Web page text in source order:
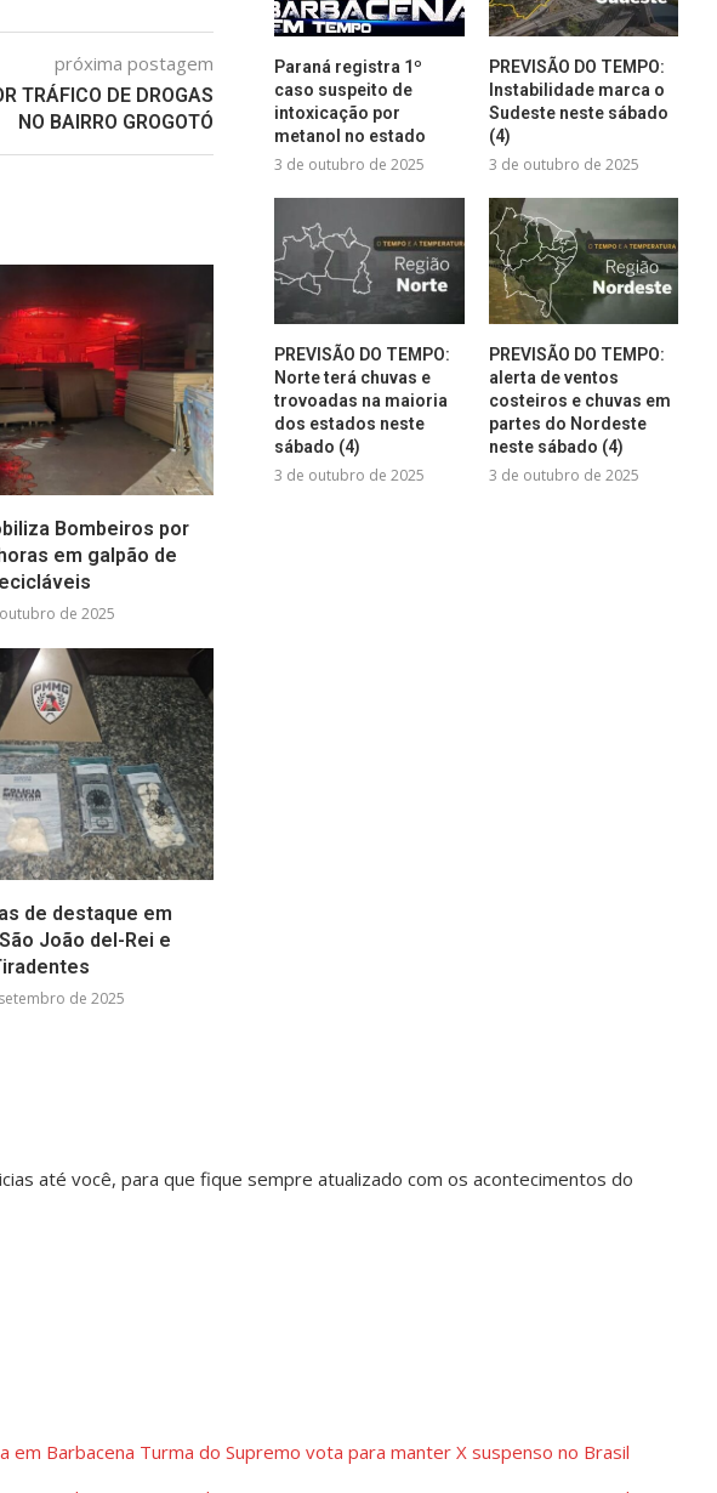
próxima postagem
TRÁFICO DE DROGAS
NO BAIRRO GROGOTÓ
Bombeiros por
em galpão de
de 2025
de destaque em
João del-Rei e
de 2025
Paraná registra 1º
caso suspeito de
intoxicação por
metanol no estado
3 de outubro de 2025
PREVISÃO DO TEMPO:
Instabilidade marca o
Sudeste neste sábado
(4)
3 de outubro de 2025
PREVISÃO DO TEMPO:
Norte terá chuvas e
trovoadas na maioria
dos estados neste
sábado (4)
3 de outubro de 2025
PREVISÃO DO TEMPO:
alerta de ventos
costeiros e chuvas em
partes do Nordeste
neste sábado (4)
3 de outubro de 2025
até você, para que fique sempre atualizado com os acontecimentos do
em Barbacena Turma do Supremo vota para manter X suspenso no Brasil